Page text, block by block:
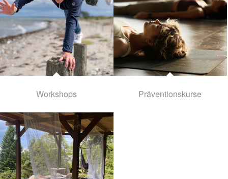
Workshops Präventionskurse